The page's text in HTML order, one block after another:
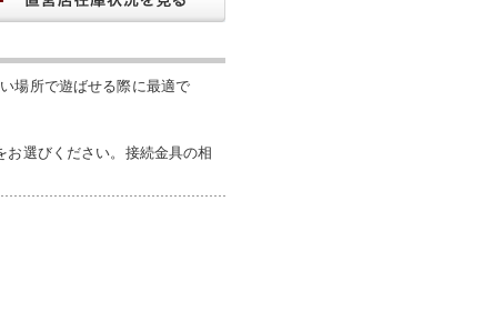
場所で遊ばせる際に最適で
選びください。接続金具の相